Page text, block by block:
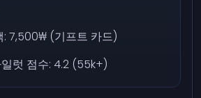
:7,500₩ (기프트 카드)
럿 점수: 4.2 (55k+)